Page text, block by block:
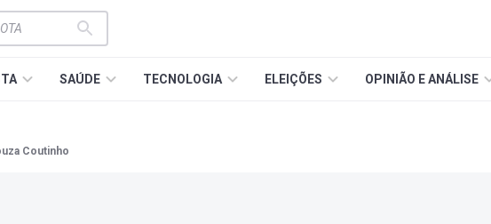
SAÚDE TECNOLOGIA ELEIÇÕES OPINIÃO E ANÁLISE
Coutinho